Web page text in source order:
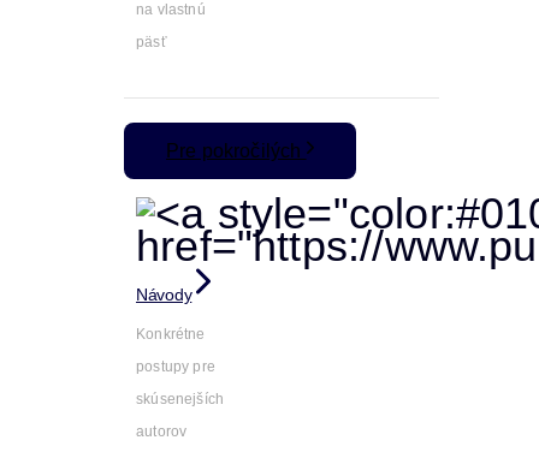
na vlastnú
päsť
Pre pokročilých
Návody
Konkrétne
postupy pre
skúsenejších
autorov